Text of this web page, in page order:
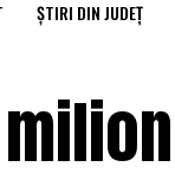
ȘTIRI DIN JUDEȚ